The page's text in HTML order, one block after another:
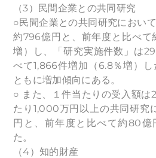
（3）民間企業との共同研究
○民間企業との共同研究におい
約796億円と、前年度と比べて
増）し、「研究実施件数」は
べて1,866件増加（6.8％増）
ともに増加傾向にある。
○ また、１件当たりの受入額は
たり1,000万円以上の共同研究
円と、前年度と比べて約80億
た。
（4）知的財産